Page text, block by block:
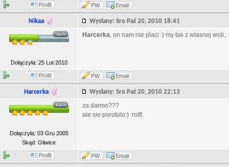
Profil PW Email
Nikaa Wysłany: Sro Paź 20, 2010 18:41
Dołączyła: 25 Lut 2010
Harcerka, on nam nie placi :) my tak z wlasnej woli..
Profil PW Email
Harcerka Wysłany: Sro Paź 20, 2010 22:13
Dołączyła: 03 Gru 2005
Skąd: Gliwice
za darmo???
ale sie porobilo:) :rotfl:
Profil PW Email